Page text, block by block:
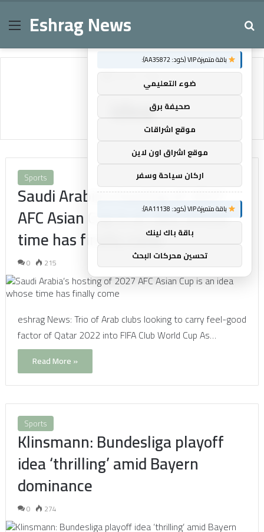
MenuEshrag News
Home/idea
idea
Sports
Saudi Arabia’s hosting of 2027
AFC Asian Cup is an idea whose
time has finally come
0 215
eshrag News: Trio of Arab clubs looking to carry feel-good
factor of Qatar 2022 into FIFA Club World Cup As…
Read More »
Sports
Klinsmann: Bundesliga playoff
idea ‘thrilling’ amid Bayern
dominance
0 274
×
باقة متميزة VIP (كود: AA35872):
ضوء التعليمي
صحيفة برق
موقع اشراقات
موقع اشراق اون لاين
اركان سياحة وسفر
باقة متميزة VIP (كود: AA11138):
باقة باك لينك
تحسين محركات البحث